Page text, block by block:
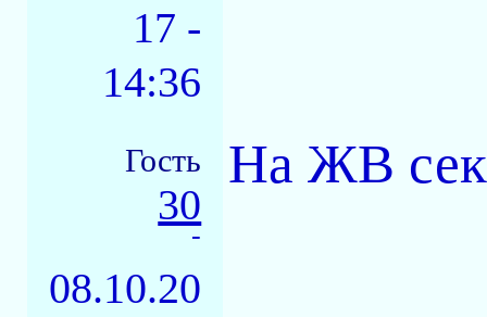
17 -
14:36
Гость
30
-
08.10.20
На ЖВ